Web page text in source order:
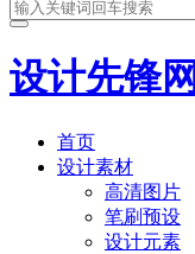
设计先锋网
首页
设计素材
高清图片
笔刷预设
设计元素